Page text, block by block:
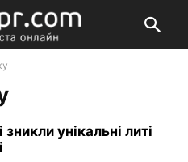
зникли унікальні литі